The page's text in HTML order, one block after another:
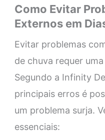
Como Evitar
Externos em
Evitar problemas
de chuva requer
Segundo a Infinity
principais erros é
um problema surja.
essenciais: